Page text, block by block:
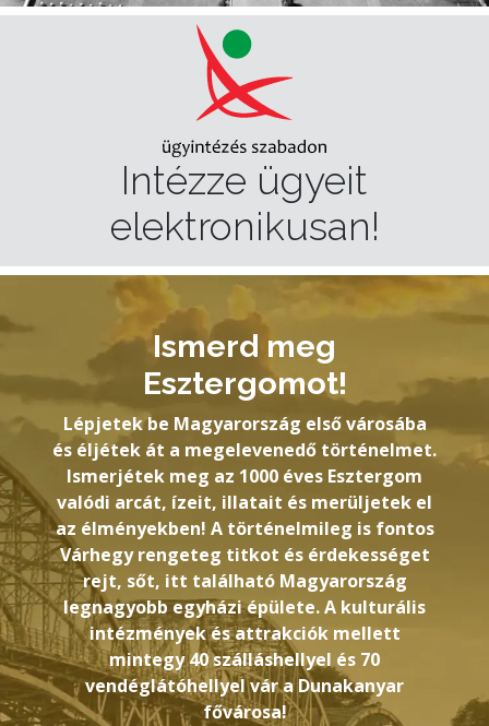
Intézze ügyeit
elektronikusan!
Ismerd meg
Esztergomot!
Lépjetek be Magyarország első városába
és éljétek át a megelevenedő történelmet.
Ismerjétek meg az 1000 éves Esztergom
valódi arcát, ízeit, illatait és merüljetek el
az élményekben! A történelmileg is fontos
Várhegy rengeteg titkot és érdekességet
rejt, sőt, itt található Magyarország
legnagyobb egyházi épülete. A kulturális
intézmények és attrakciók mellett
mintegy 40 szálláshellyel és 70
vendéglátóhellyel vár a Dunakanyar
fővárosa!